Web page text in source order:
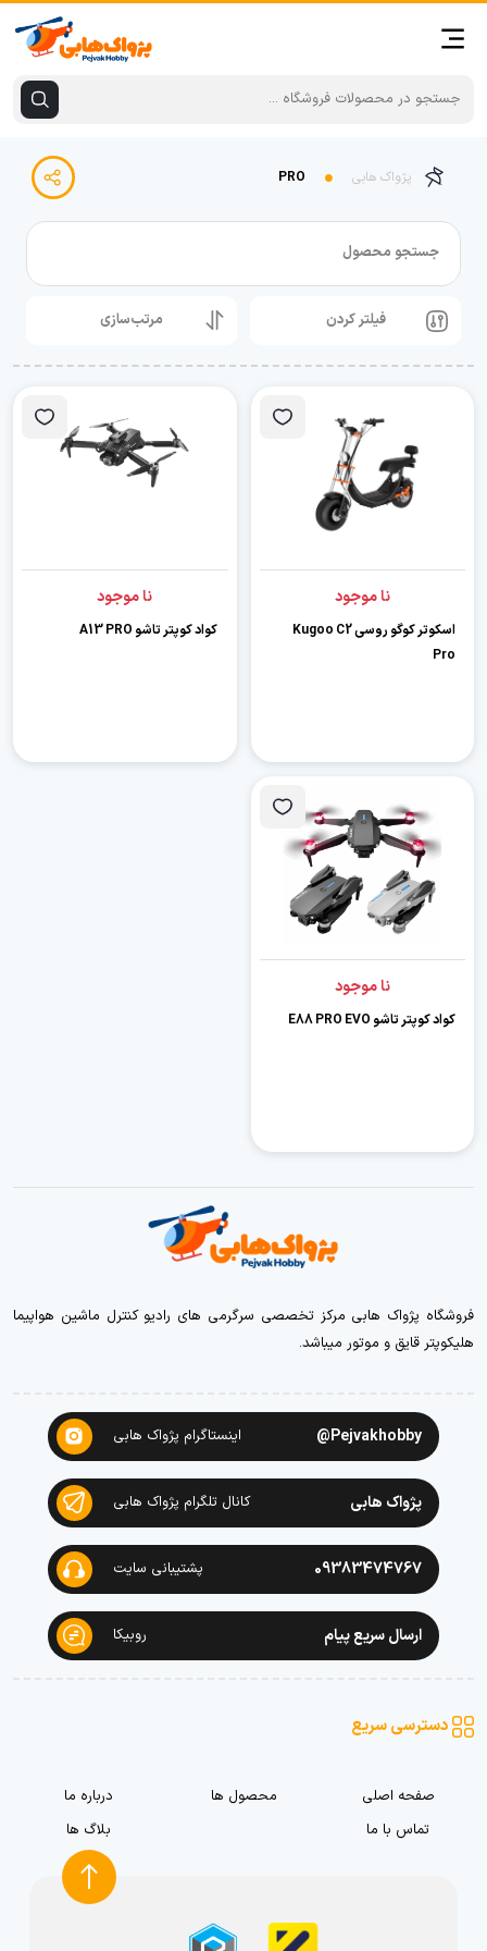
پژواک هابی PRO
جستجو محصول
فیلتر کردن مرتب‌سازی
نا موجود
اسکوتر کوگو روسی Kugoo C2
Pro
نا موجود
کواد کوپتر تاشو A13 PRO
نا موجود
کواد کوپتر تاشو E88 PRO EVO
فروشگاه پژواک هابی مرکز تخصصی سرگرمی های رادیو کنترل ماشین هواپیما
هلیکوپتر قایق و موتور میباشد.
Pejvakhobby@ اینستاگرام پژواک هابی
پژواک هابی کانال تلگرام پژواک هابی
09383474767 پشتیبانی سایت
ارسال سریع پیام روبیکا
دسترسی سریع
صفحه اصلی محصول ها
درباره ما
تماس با ما
بلاگ ها